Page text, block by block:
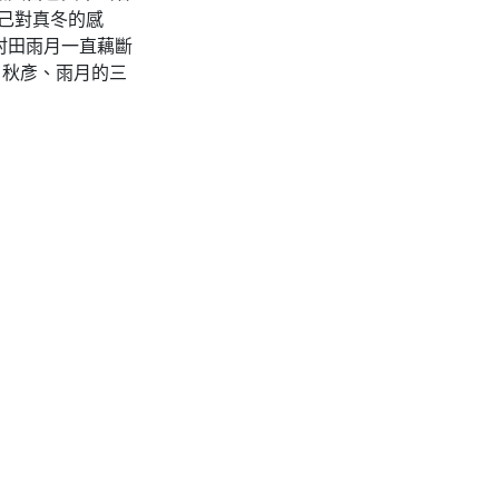
對真冬的感
田雨月一直藕斷
彥、雨月的三